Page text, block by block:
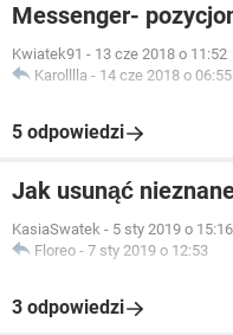
Messenger-
Kwiatek91 - 13 cze 2018 o 11:52
Karolllla - 14 cze 2018 o 06:55
5 odpowiedzi
Jak usunąć
KasiaSwatek - 5 sty 2019 o 15:16
Floreo - 7 sty 2019 o 12:53
3 odpowiedzi